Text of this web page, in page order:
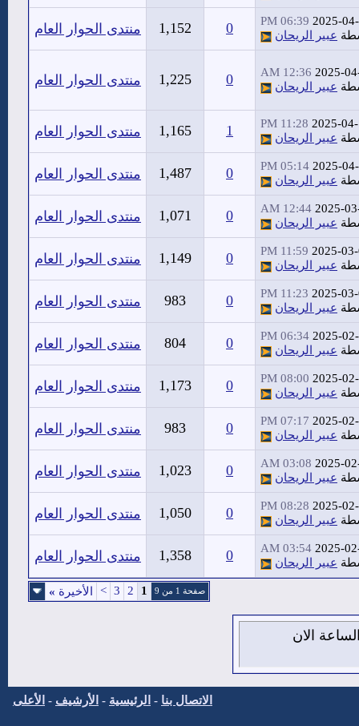
2025-
06:39 PM
عبير الريحان 0
1,152 منتدى الحوار العام
2025-
12:36 AM
عبير الريحان 0
1,225 منتدى الحوار العام
2025-
11:28 PM
عبير الريحان 1
1,165 منتدى الحوار العام
2025-
05:14 PM
عبير الريحان 0
1,487 منتدى الحوار العام
2025-
12:44 AM
عبير الريحان 0
1,071 منتدى الحوار العام
2025-
11:59 PM
عبير الريحان 0
1,149 منتدى الحوار العام
2025-
11:23 PM
عبير الريحان 0
983 منتدى الحوار العام
2025-
06:34 PM
عبير الريحان 0
804 منتدى الحوار العام
2025-
08:00 PM
عبير الريحان 0
1,173 منتدى الحوار العام
2025-
07:17 PM
عبير الريحان 0
983 منتدى الحوار العام
2025-
03:08 AM
عبير الريحان 0
1,023 منتدى الحوار العام
2025-
08:28 PM
عبير الريحان 0
1,050 منتدى الحوار العام
2025-
03:54 AM
عبير الريحان 0
1,358 منتدى الحوار العام
صفحة 1 من 9 1
2
3
> الأخيرة »
10 من اغسطس 2026 , الساعة الان
الاتصال بنا - الرئيسية - الأرشيف - الأعلى